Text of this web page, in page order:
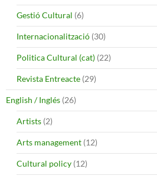
Gestió Cultural (6)
Internacionalització (30)
Politica Cultural (cat) (22)
Revista Entreacte (29)
English / Inglés (26)
Artists (2)
Arts management (12)
Cultural policy (12)